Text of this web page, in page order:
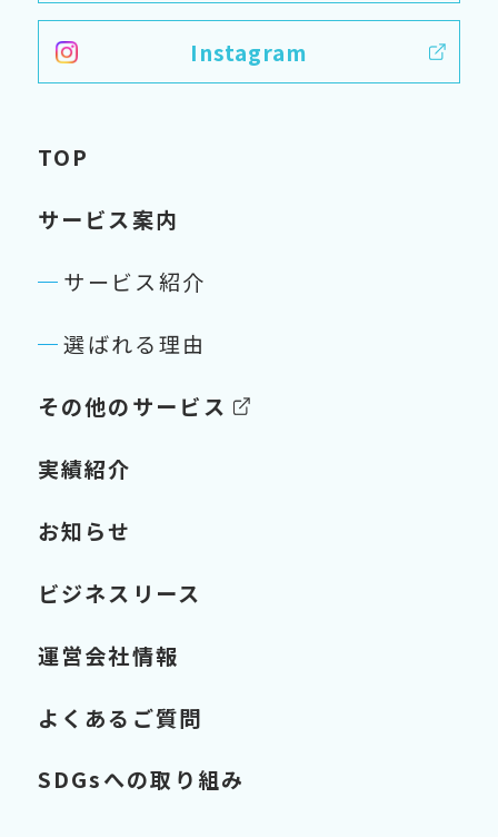
Instagram
TOP
サービス案内
サービス紹介
選ばれる理由
その他のサービス
実績紹介
お知らせ
ビジネスリース
運営会社情報
よくあるご質問
SDGsへの取り組み